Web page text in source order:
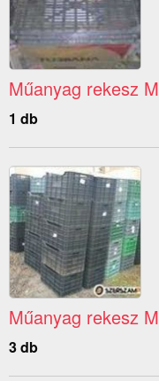
Műanyag rekesz
1 db
Műanyag rekesz
3 db